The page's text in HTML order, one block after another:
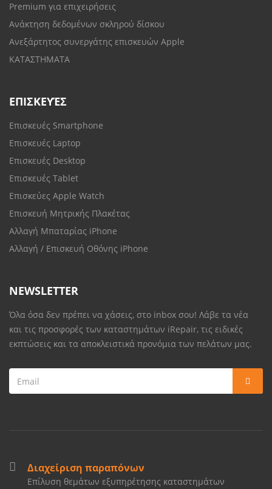
Premium για επιχειρήσεις
Ανάκτηση δεδομένων σκληρού δίσκου
Ανεξάρτητος συνεργάτης επισκευών Apple
ΚΑΤΑΣΤΗΜΑΤΑ
ΕΠΙΣΚΕΥΈΣ
Επισκευές Smartphone
Επισκευές Laptop
Επισκευές Desktop
Επισκευές Tablet
Επισκεύες Apple Watch
Επισκευή Μητρικής Πλακέτας
Αλλαγή Μπαταρίας iPhone
Αλλαγή / Επισκευή Οθόνης iPhone
NEWSLETTER
Όλα όσα δεν πρέπει να χάσεις, στο inbox σου! Λάβε τα νέα
και τις προσφορές των καταστημάτων iRepair, τις ειδικές
εκπτώσεις και τα αποκλειστικά προνόμια των πελάτων μας.
Διαχείριση παραπόνων
Επίλυση θεμάτων εξυπηρέτησης καταστημάτων